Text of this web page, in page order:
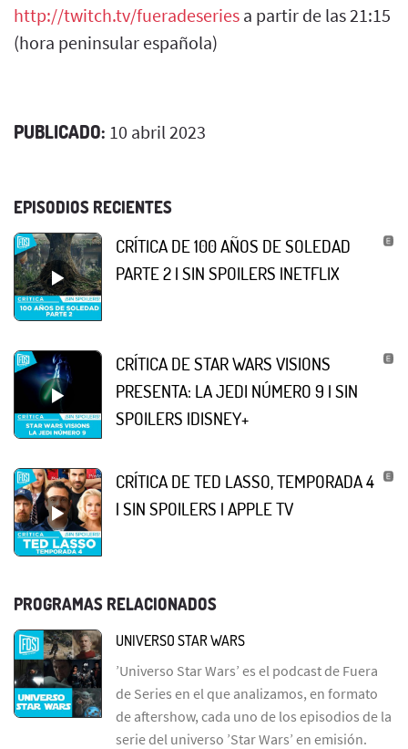
http://twitch.tv/fueradeseries a partir de las 21:15
(hora peninsular española)
PUBLICADO: 10 abril 2023
EPISODIOS RECIENTES
CRÍTICA DE 100 AÑOS DE SOLEDAD
PARTE 2 | SIN SPOILERS |NETFLIX
CRÍTICA DE STAR WARS VISIONS
PRESENTA: LA JEDI NÚMERO 9 | SIN
SPOILERS |DISNEY+
CRÍTICA DE TED LASSO, TEMPORADA 4
| SIN SPOILERS | APPLE TV
PROGRAMAS RELACIONADOS
UNIVERSO STAR WARS
’Universo Star Wars’ es el podcast de Fuera
de Series en el que analizamos, en formato
de aftershow, cada uno de los episodios de la
serie del universo ’Star Wars’ en emisión.